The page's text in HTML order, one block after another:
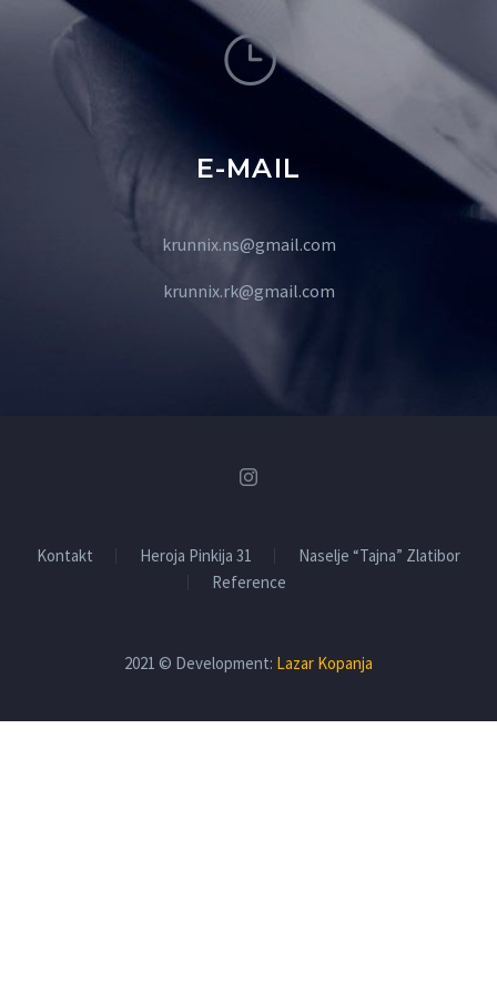
E-MAIL
krunnix.ns@gmail.com
krunnix.rk@gmail.com
Kontakt Heroja Pinkija 31
Naselje “Tajna” Zlatibor
Reference
2021 © Development: Lazar Kopanja